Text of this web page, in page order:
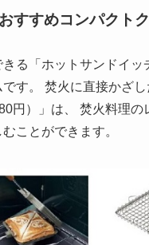
すすめコンパクト
る「ホットサンドイ
す。 焚火に直接かざ
円）」は、 焚火料理
ことができます。